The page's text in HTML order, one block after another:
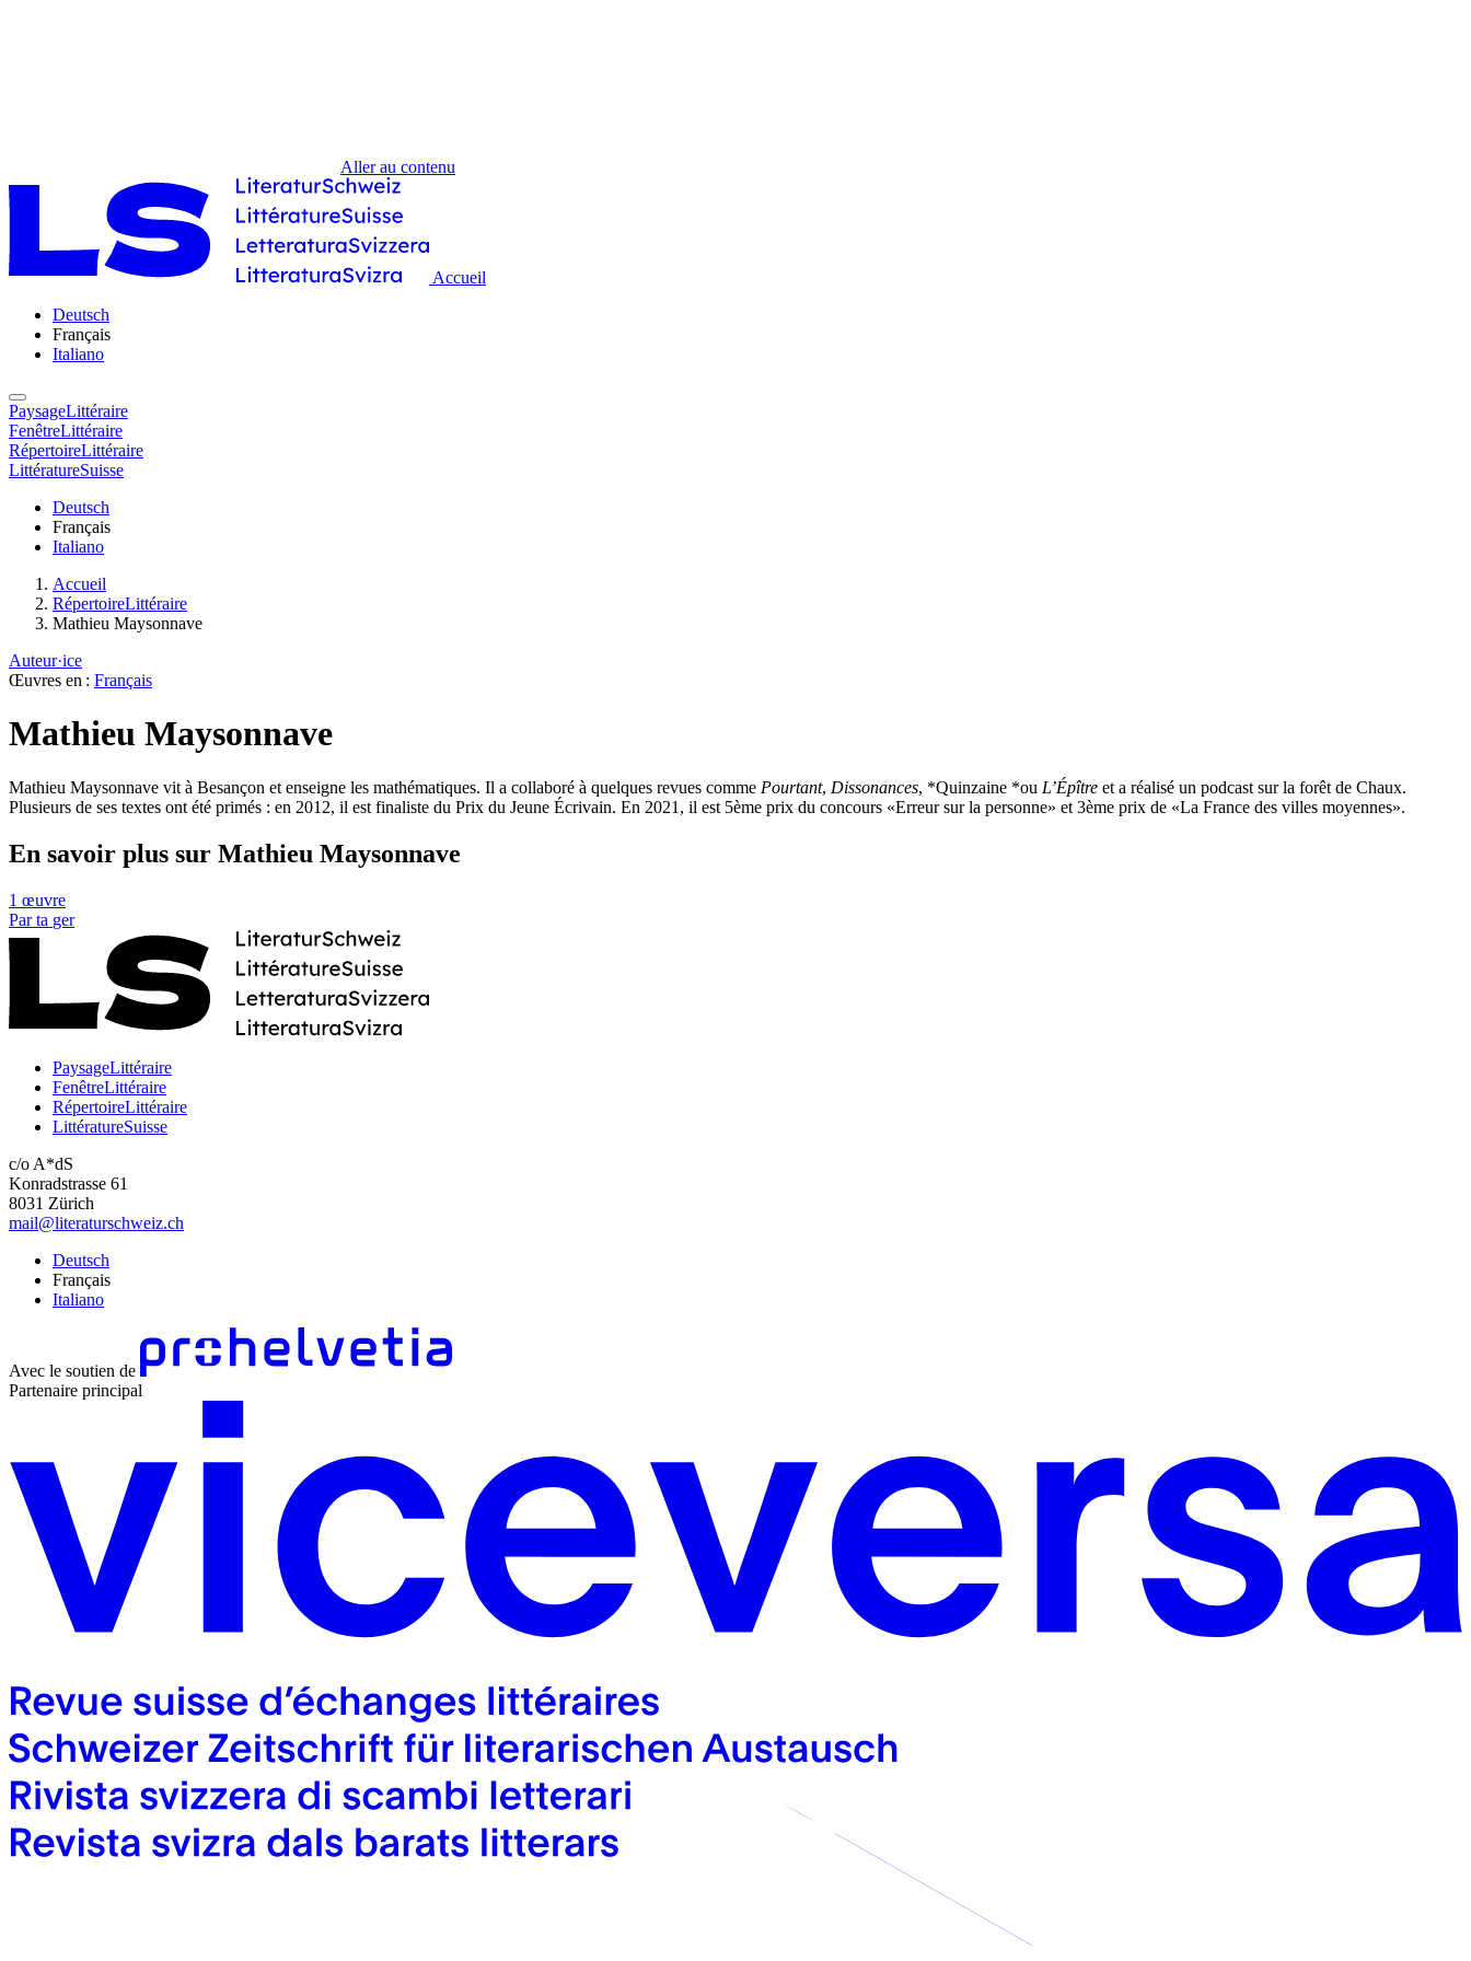
Aller au contenu
Accueil
Deutsch
Français
Italiano
PaysageLittéraire
FenêtreLittéraire
RépertoireLittéraire
LittératureSuisse
Deutsch
Français
Italiano
Accueil
RépertoireLittéraire
Mathieu Maysonnave
Auteur·ice
Œuvres en : Français
Mathieu Maysonnave
Mathieu Maysonnave vit à Besançon et enseigne les mathématiques. Il a collaboré à quelques revues comme Pourtant, Dissonances, *Quinzaine *ou L’Épître et a réalisé un podcast sur la forêt de Chaux.
Plusieurs de ses textes ont été primés : en 2012, il est finaliste du Prix du Jeune Écrivain. En 2021, il est 5ème prix du concours «Erreur sur la personne» et 3ème prix de «La France des villes moyennes».
En savoir plus sur Mathieu Maysonnave
1 œuvre
Par ta ger
PaysageLittéraire
FenêtreLittéraire
RépertoireLittéraire
LittératureSuisse
c/o A*dS
Konradstrasse 61
8031 Zürich
mail@literaturschweiz.ch
Deutsch
Français
Italiano
Avec le soutien de
Partenaire principal